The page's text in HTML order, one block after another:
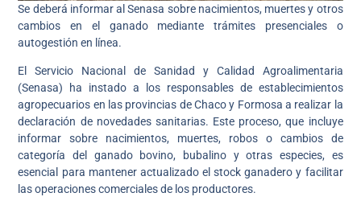
Se deberá informar al Senasa sobre nacimientos, muertes y otros
cambios en el ganado mediante trámites presenciales o
autogestión en línea.
El Servicio Nacional de Sanidad y Calidad Agroalimentaria
(Senasa) ha instado a los responsables de establecimientos
agropecuarios en las provincias de Chaco y Formosa a realizar la
declaración de novedades sanitarias. Este proceso, que incluye
informar sobre nacimientos, muertes, robos o cambios de
categoría del ganado bovino, bubalino y otras especies, es
esencial para mantener actualizado el stock ganadero y facilitar
las operaciones comerciales de los productores.